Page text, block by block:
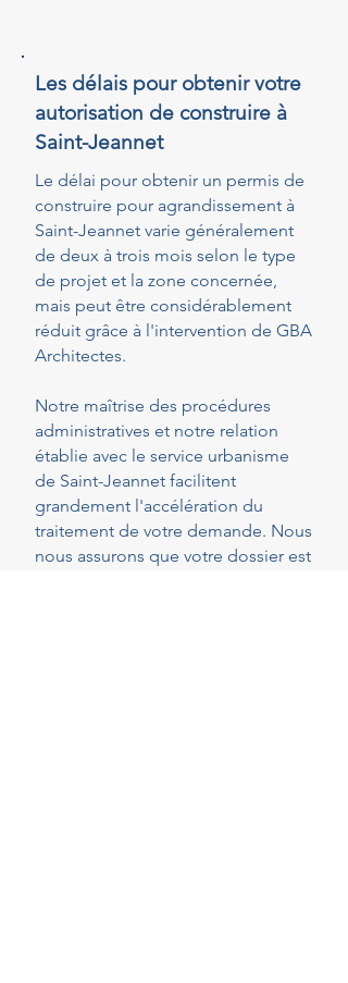
Les délais pour obtenir votre
autorisation de construire à
Saint-Jeannet
Le délai pour obtenir un permis de
construire pour agrandissement à
Saint-Jeannet varie généralement
de deux à trois mois selon le type
de projet et la zone concernée,
mais peut être considérablement
réduit grâce à l'intervention de GBA
Architectes.
Notre maîtrise des procédures
administratives et notre relation
établie avec le service urbanisme
de Saint-Jeannet facilitent
grandement l'accélération du
traitement de votre demande. Nous
nous assurons que votre dossier est